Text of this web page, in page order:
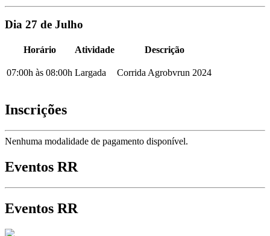
Dia 27 de Julho
Horário Atividade Descrição
07:00h às 08:00h Largada Corrida Agrobvrun 2024
Inscrições
Nenhuma modalidade de pagamento disponível.
Eventos RR
Eventos RR